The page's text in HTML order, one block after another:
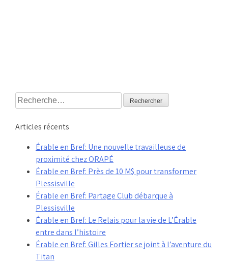
Rechercher :
Articles récents
Érable en Bref: Une nouvelle travailleuse de
proximité chez ORAPÉ
Érable en Bref: Près de 10 M$ pour transformer
Plessisville
Érable en Bref: Partage Club débarque à
Plessisville
Érable en Bref: Le Relais pour la vie de L’Érable
entre dans l’histoire
Érable en Bref: Gilles Fortier se joint à l’aventure du
Titan